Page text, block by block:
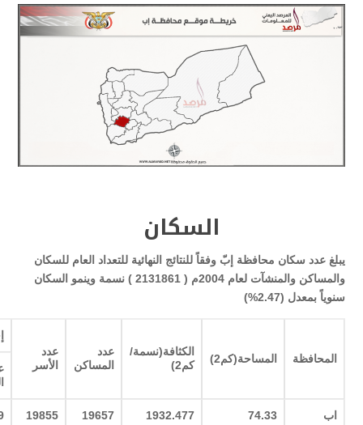
السكان
يبلغ عدد سكان محافظة إبّ وفقاً للنتائج النهائية للتعداد العام للسكان
والمساكن والمنشآت لعام 2004م ( 2131861 ) نسمة وينمو السكان
سنوياً بمعدل (2.47%)
المحافظة المساحة(كم2 )
الكثافة(نسمة/
كم2 )
عدد
المساكن
عدد
الأسر
اب 74.33
1932.477
19657
19855